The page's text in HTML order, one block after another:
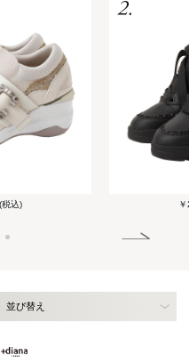
込)
並び替え